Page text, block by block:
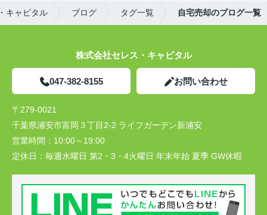
キャピタル ブログ タグ一覧 自宅売却のブログ一覧
株式会社セレス・キャピタル
047-382-8155 お問い合わせ
〒279-0021
千葉県浦安市富岡３丁目2-2 ライフガーデン新浦安
営業時間： 10:00～19:00
定休日： 毎週水曜日 第2・3・4火曜日 年末年始 夏季 GW休暇